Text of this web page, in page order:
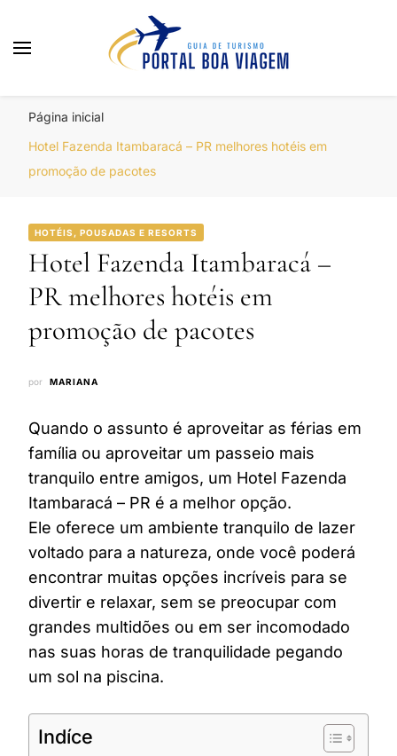
Página inicial
Hotel Fazenda Itambaracá – PR melhores hotéis em
promoção de pacotes
HOTÉIS, POUSADAS E RESORTS
Hotel Fazenda Itambaracá –
PR melhores hotéis em
promoção de pacotes
por MARIANA
Quando o assunto é aproveitar as férias em
família ou aproveitar um passeio mais
tranquilo entre amigos, um Hotel Fazenda
Itambaracá – PR é a melhor opção.
Ele oferece um ambiente tranquilo de lazer
voltado para a natureza, onde você poderá
encontrar muitas opções incríveis para se
divertir e relaxar, sem se preocupar com
grandes multidões ou em ser incomodado
nas suas horas de tranquilidade pegando
um sol na piscina.
Indíce